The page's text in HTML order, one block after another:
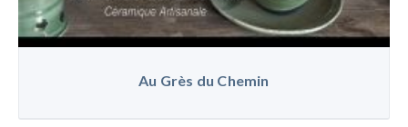
Au Grès du Chemin